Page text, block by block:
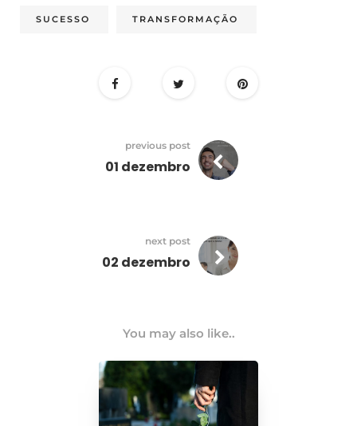
SUCESSO TRANSFORMAÇÃO
previous post
01 dezembro
next post
02 dezembro
You may also like..